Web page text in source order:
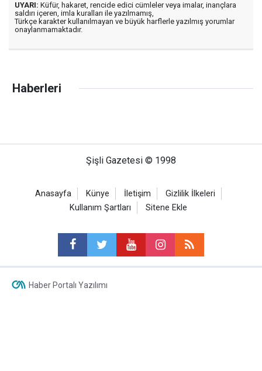
UYARI: Küfür, hakaret, rencide edici cümleler veya imalar, inançlara
saldırı içeren, imla kuralları ile yazılmamış,
Türkçe karakter kullanılmayan ve büyük harflerle yazılmış yorumlar
onaylanmamaktadır.
Haberleri
Şişli Gazetesi © 1998
Anasayfa Künye İletişim
Gizlilik İlkeleri
Kullanım Şartları
Sitene Ekle
Haber Portalı Yazılımı